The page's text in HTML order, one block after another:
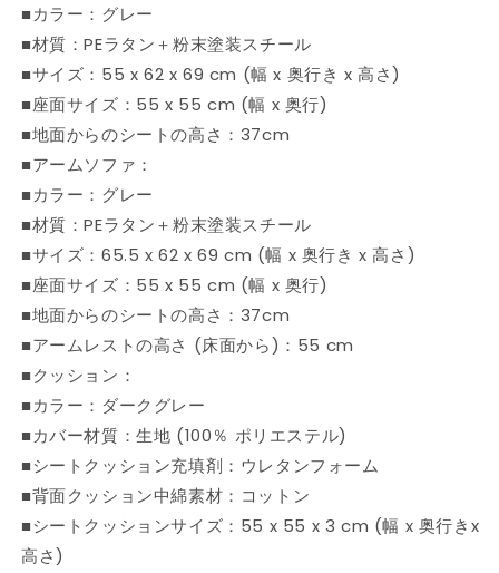
ソ
フ
ァ
セ
ト
(代
引
不
可)
の
数
量
減
ら
す
フ
ァ
セ
ト
不
可)
の
数
量
や
す
■カラー：グレー
■材質：PEラタン＋粉末塗装スチール
■サイズ：55 x 62 x 69 cm (幅 x 奥行き x 高さ)
■座面サイズ：55 x 55 cm (幅 x 奥行)
■地面からのシートの高さ：37cm
■アームソファ：
■カラー：グレー
■材質：PEラタン＋粉末塗装スチール
■サイズ：65.5 x 62 x 69 cm (幅 x 奥行き x 高さ)
■座面サイズ：55 x 55 cm (幅 x 奥行)
■地面からのシートの高さ：37cm
■アームレストの高さ (床面から)：55 cm
■クッション：
■カラー：ダークグレー
■カバー材質：生地 (100％ ポリエステル)
■シートクッション充填剤：ウレタンフォーム
■背面クッション中綿素材：コットン
■シートクッションサイズ：55 x 55 x 3 cm (幅 x 奥行きx
高さ)